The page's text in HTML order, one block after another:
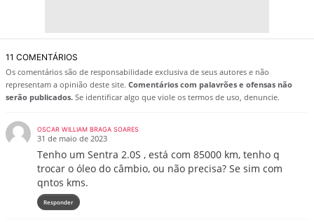
11 COMENTÁRIOS
Os comentários são de responsabilidade exclusiva de seus autores e não
representam a opinião deste site. Comentários com palavrões e ofensas não
serão publicados. Se identificar algo que viole os termos de uso, denuncie.
OSCAR WILLIAM BRAGA SOARES
31 de maio de 2023
Tenho um Sentra 2.0S , está com 85000 km, tenho q
trocar o óleo do câmbio, ou não precisa? Se sim com
qntos kms.
Responder